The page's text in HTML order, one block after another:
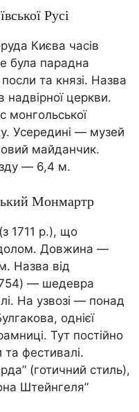
Русі
Києва часів
була парадна
та князі. Назва
надвірної церкви.
монгольської
Усередині — музей
майданчик.
— 6,4 м.
Монмартр
1711 р.), що
Довжина —
Назва від
— шедевра
На узвозі — понад
однієї
Тут постійно
та фестивалі.
(готичний стиль),
Штейнгеля”